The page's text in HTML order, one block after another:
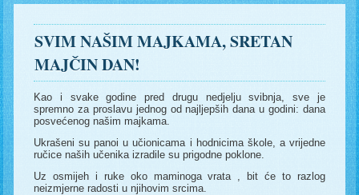
SVIM NAŠIM MAJKAMA, SRETAN
MAJČIN DAN!
Kao i svake godine pred drugu nedjelju svibnja, sve je
spremno za proslavu jednog od najljepših dana u godini: dana
posvećenog našim majkama.
Ukrašeni su panoi u učionicama i hodnicima škole, a vrijedne
ručice naših učenika izradile su prigodne poklone.
Uz osmijeh i ruke oko maminoga vrata , bit će to razlog
neizmjerne radosti u njihovim srcima.